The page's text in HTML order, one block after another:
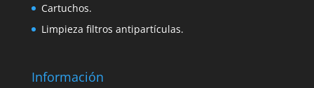
Cartuchos.
Limpieza filtros antipartículas.
Información